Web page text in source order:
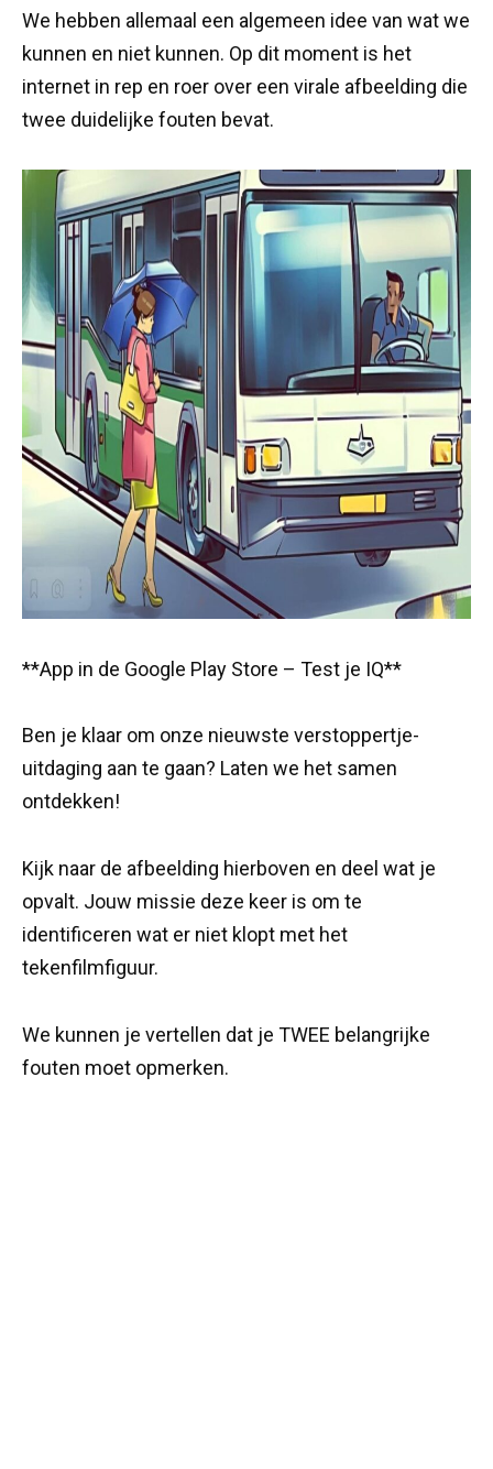
We hebben allemaal een algemeen idee van wat we
kunnen en niet kunnen. Op dit moment is het
internet in rep en roer over een virale afbeelding die
twee duidelijke fouten bevat.
**App in de Google Play Store – Test je IQ**
Ben je klaar om onze nieuwste verstoppertje-
uitdaging aan te gaan? Laten we het samen
ontdekken!
Kijk naar de afbeelding hierboven en deel wat je
opvalt. Jouw missie deze keer is om te
identificeren wat er niet klopt met het
tekenfilmfiguur.
We kunnen je vertellen dat je TWEE belangrijke
fouten moet opmerken.